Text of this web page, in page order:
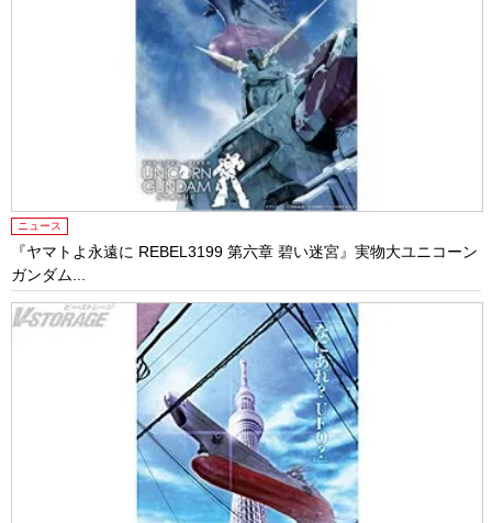
ニュース
『ヤマトよ永遠に REBEL3199 第六章 碧い迷宮』実物大ユニコーン
ガンダム...